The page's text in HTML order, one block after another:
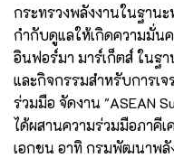
กระทรวงพลังงานในฐาน
กำกับดูแลให้เกิดความมั่น
อินฟอร์มา มาร์เก็ตส์ ในฐ
และกิจกรรมสำหรับการเ
ร่วมมือ จัดงาน "ASEAN
ได้ผสานความร่วมมือภาคี
เอกชน อาทิ กรมพัฒนาพ